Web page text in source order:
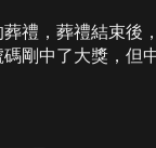
禮，葬禮結束後
剛中了大獎，但